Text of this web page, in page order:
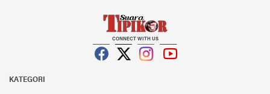
CONNECT WITH US
KATEGORI